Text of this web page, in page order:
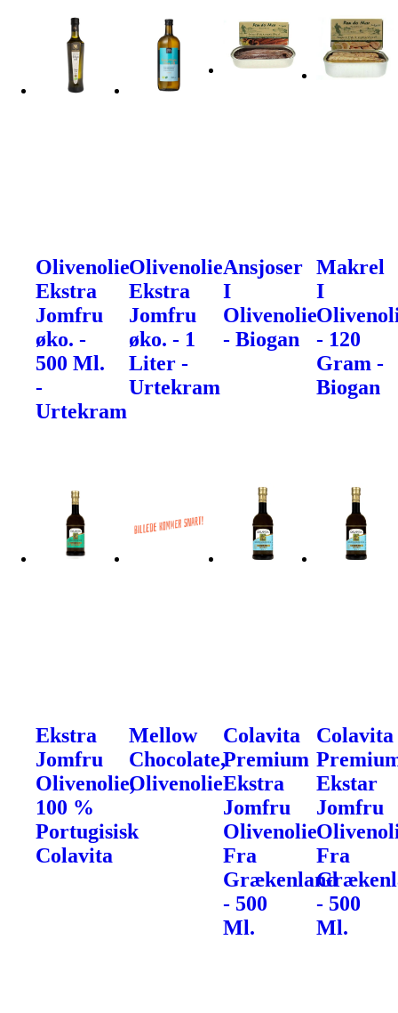
Olivenolie
Ekstra
Jomfru
øko. -
500 Ml.
-
Urtekram
Olivenolie
Ekstra
Jomfru
øko. - 1
Liter -
Urtekram
Ansjoser
I
Olivenolie
- Biogan
Makrel
I
- 120
Gram -
Biogan
Ekstra
Jomfru
Olivenolie,
100 %
Portugisisk
Colavita
Mellow
Chocolate,
Olivenolie
Colavita
Premium
Ekstra
Jomfru
Olivenolie
Fra
Grækenland
- 500
Ml.
Colavita
Ekstar
Jomfru
Fra
- 500
Ml.